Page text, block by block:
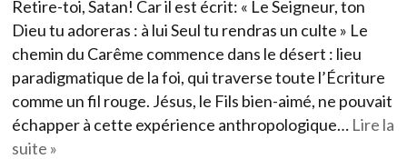
Retire-toi, Satan! Car il est écrit: « Le Seigneur, ton
Dieu tu adoreras : à lui Seul tu rendras un culte » Le
chemin du Carême commence dans le désert : lieu
paradigmatique de la foi, qui traverse toute l’Écriture
comme un fil rouge. Jésus, le Fils bien-aimé, ne pouvait
échapper à cette expérience anthropologique… Lire la
suite »